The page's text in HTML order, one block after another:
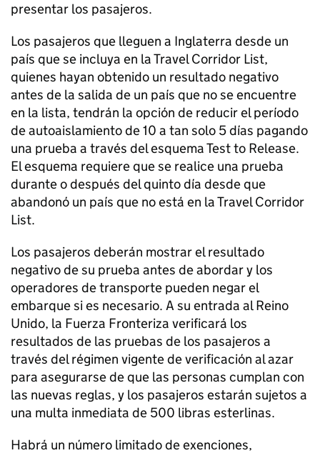
presentar los pasajeros.
Los pasajeros que lleguen a Inglaterra desde un
país que se incluya en la Travel Corridor List,
quienes hayan obtenido un resultado negativo
antes de la salida de un país que no se encuentre
en la lista, tendrán la opción de reducir el período
de autoaislamiento de 10 a tan solo 5 días pagando
una prueba a través del esquema Test to Release.
El esquema requiere que se realice una prueba
durante o después del quinto día desde que
abandonó un país que no está en la Travel Corridor
List.
Los pasajeros deberán mostrar el resultado
negativo de su prueba antes de abordar y los
operadores de transporte pueden negar el
embarque si es necesario. A su entrada al Reino
Unido, la Fuerza Fronteriza verificará los
resultados de las pruebas de los pasajeros a
través del régimen vigente de verificación al azar
para asegurarse de que las personas cumplan con
las nuevas reglas, y los pasajeros estarán sujetos a
una multa inmediata de 500 libras esterlinas.
Habrá un número limitado de exenciones,